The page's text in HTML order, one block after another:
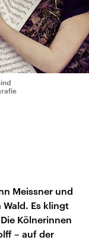
Meissner und
Es klingt
Kölnerinnen
– auf der